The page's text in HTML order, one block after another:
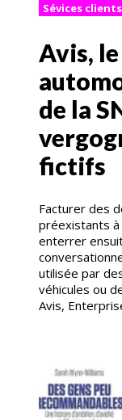
Sévices clients
Avis,
de la
fictifs
Facturer des
préexistants
enterrer
utilisée par
véhicules ou
Avis,